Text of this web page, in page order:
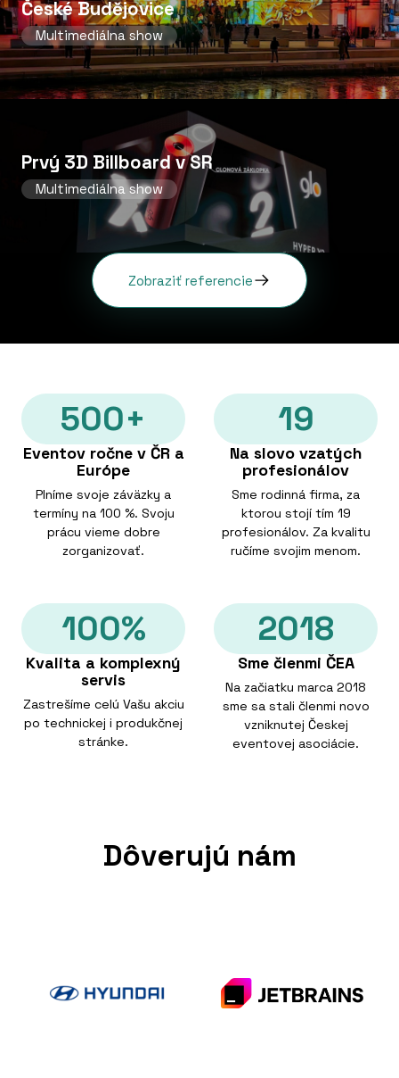
České Budějovice
Multimediálna show
Prvý 3D Billboard v SR
Multimediálna show
Zobraziť referencie
500+
Eventov ročne v ČR a
Európe
Plníme svoje záväzky a
termíny na 100 %. Svoju
prácu vieme dobre
zorganizovať.
19
Na slovo vzatých
profesionálov
Sme rodinná firma, za
ktorou stojí tím 19
profesionálov. Za kvalitu
ručíme svojim menom.
100%
Kvalita a komplexný
servis
Zastrešíme celú Vašu akciu
po technickej i produkčnej
stránke.
2018
Sme členmi ČEA
Na začiatku marca 2018
sme sa stali členmi novo
vzniknutej Českej
eventovej asociácie.
Dôverujú nám